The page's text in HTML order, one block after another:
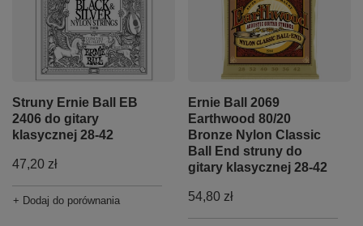
Struny Ernie Ball EB
2406 do gitary
klasycznej 28-42
47,20 zł
+ Dodaj do porównania
Ernie Ball 2069
Earthwood 80/20
Bronze Nylon Classic
Ball End struny do
gitary klasycznej 28-42
54,80 zł